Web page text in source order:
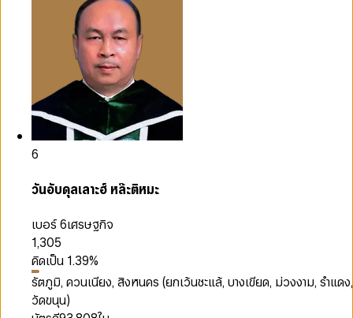
6
วันอับดุลเลาะฮ์ หล๊ะติหมะ
เบอร์ 6เศรษฐกิจ
1,305
คิดเป็น 1.39%
รัตภูมิ, ควนเนียง, สิงหนคร (ยกเว้นชะแล้, บางเขียด, ม่วงงาม, รำแดง,
วัดขนุน)